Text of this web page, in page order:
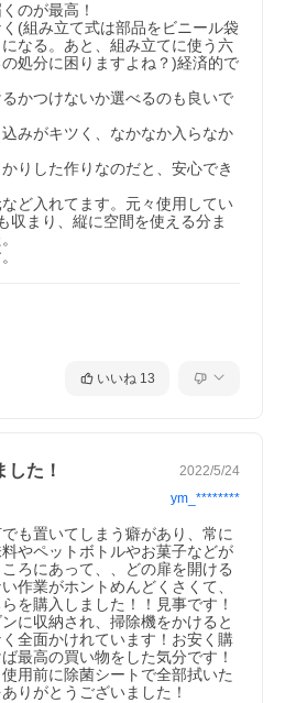
のが最高！
(組み立て式は部品をビニール袋
なる。あと、組み立てに使う六
処分に困りますよね？)経済的で
かつけないか選べるのも良いで
みがキツく、なかなか入らなか
りした作りなのだと、安心でき
ど入れてます。元々使用してい
収まり、縦に空間を使える分ま
いいね 13
た！ 2022/5/24
ym_********
も置いてしまう癖があり、常に
やペットボトルやお菓子などが
ろにあって、、どの扉を開ける
作業がホントめんどくさくて、
を購入しました！！見事です！
に収納され、掃除機をかけると
全面かけれています！お安く購
最高の買い物をした気分です！
用前に除菌シートで全部拭いた
りがとうございました！